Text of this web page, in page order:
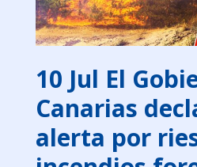
10 Jul El
Canarias
alerta por